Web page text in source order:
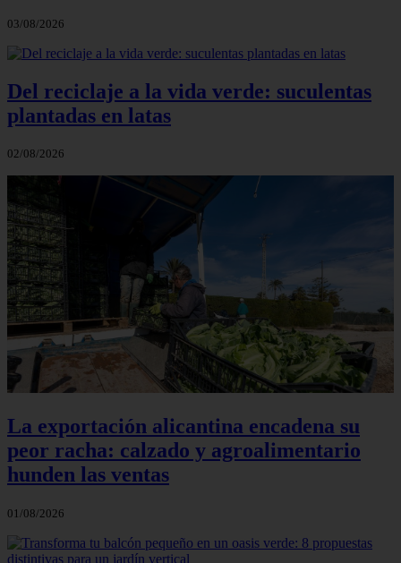
03/08/2026
Del reciclaje a la vida verde: suculentas
plantadas en latas
02/08/2026
La exportación alicantina encadena su
peor racha: calzado y agroalimentario
hunden las ventas
01/08/2026